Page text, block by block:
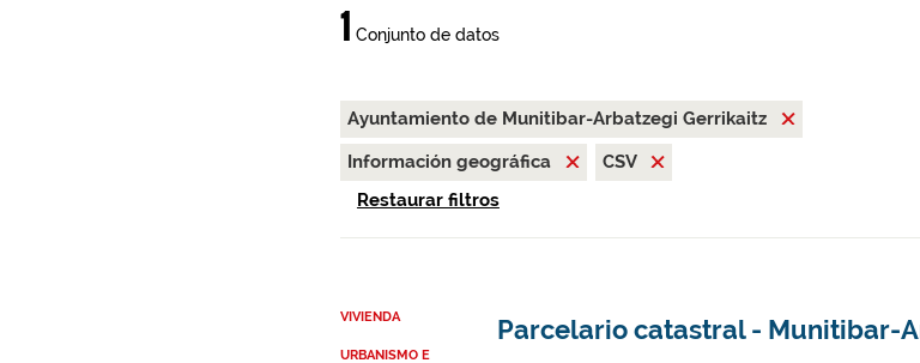
1 Conjunto de datos
Ayuntamiento de Munitibar-Arbatzegi Gerrikaitz
Información geográfica
CSV
Restaurar filtros
VIVIENDA
URBANISMO E
Parcelario catastral - Munitibar-